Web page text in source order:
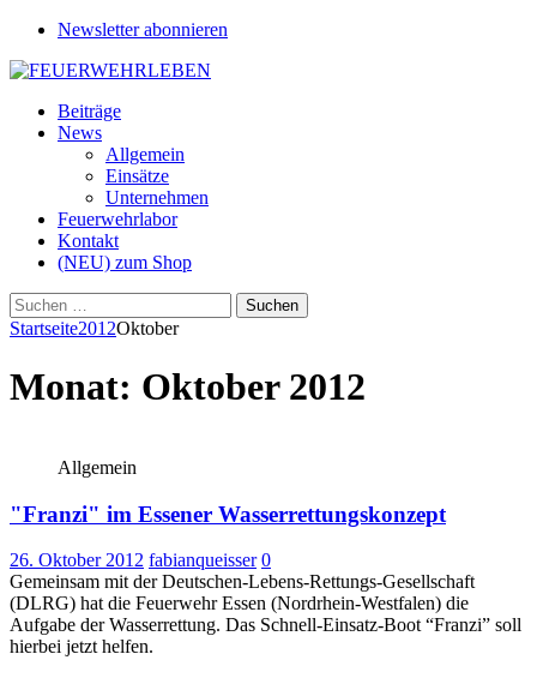
Newsletter abonnieren
Beiträge
News
Allgemein
Einsätze
Unternehmen
Feuerwehrlabor
Kontakt
(NEU) zum Shop
Suchen
nach:
Startseite2012Oktober
Monat: Oktober 2012
Allgemein
"Franzi" im Essener Wasserrettungskonzept
26. Oktober 2012 fabianqueisser 0
Gemeinsam mit der Deutschen-Lebens-Rettungs-Gesellschaft
(DLRG) hat die Feuerwehr Essen (Nordrhein-Westfalen) die
Aufgabe der Wasserrettung. Das Schnell-Einsatz-Boot “Franzi” soll
hierbei jetzt helfen.